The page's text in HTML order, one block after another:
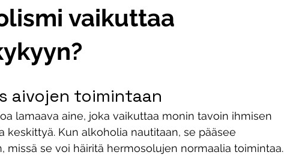
vaikuttaa
aivojen toimintaan
lamaava aine, joka vaikuttaa monin tavoin ihmisen
keskittyä. Kun alkoholia nautitaan, se pääsee
missä se voi häiritä hermosolujen normaalia toimintaa.